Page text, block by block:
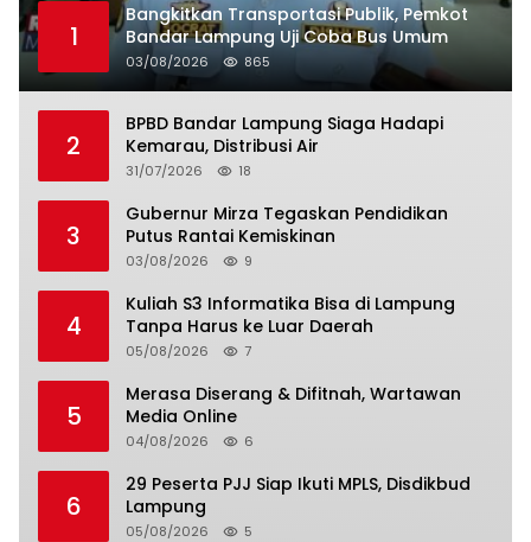
1
Bangkitkan Transportasi Publik, Pemkot
Bandar Lampung Uji Coba Bus Umum
03/08/2026 865
2
BPBD Bandar Lampung Siaga Hadapi
Kemarau, Distribusi Air
31/07/2026 18
3
Gubernur Mirza Tegaskan Pendidikan
Putus Rantai Kemiskinan
03/08/2026 9
4
Kuliah S3 Informatika Bisa di Lampung
Tanpa Harus ke Luar Daerah
05/08/2026 7
5
Merasa Diserang & Difitnah, Wartawan
Media Online
04/08/2026 6
6
29 Peserta PJJ Siap Ikuti MPLS, Disdikbud
Lampung
05/08/2026 5